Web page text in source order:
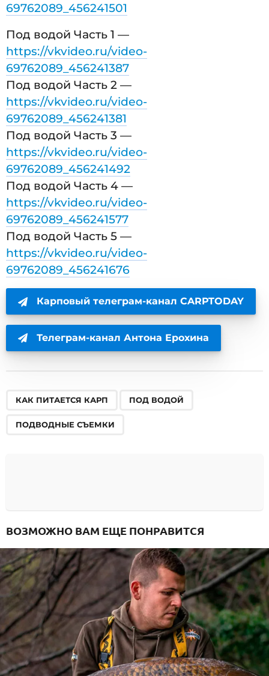
69762089_456241501
Под водой Часть 1 —
https://vkvideo.ru/video-
69762089_456241387
Под водой Часть 2 —
https://vkvideo.ru/video-
69762089_456241381
Под водой Часть 3 —
https://vkvideo.ru/video-
69762089_456241492
Под водой Часть 4 —
https://vkvideo.ru/video-
69762089_456241577
Под водой Часть 5 —
https://vkvideo.ru/video-
69762089_456241676
Карповый телеграм-канал CARPTODAY
Телеграм-канал Антона Ерохина
КАК ПИТАЕТСЯ КАРП ПОД ВОДОЙ
ПОДВОДНЫЕ СЪЕМКИ
ВОЗМОЖНО ВАМ ЕЩЕ ПОНРАВИТСЯ